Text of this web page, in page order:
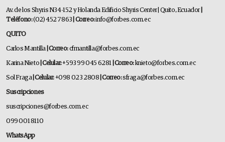
Av. de los Shyris N34-152 y Holanda Edificio Shyris Center | Quito, Ecuador
Teléfono:(02) 452 7863 | Correo:info@forbes.com.ec
QUITO
Carlos Mantilla | Correo:cfmantilla@forbes.com.ec
Karina Nieto | Celular:+593 99 045 6281 | Correo: knieto@forbes.com.ec
Sol Fraga | Celular:+098 023 2808 | Correo:sfraga@forbes.com.ec
Suscripciones
suscripciones@forbes.com.ec
099 001 8110
WhatsApp